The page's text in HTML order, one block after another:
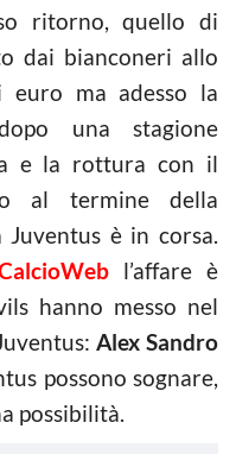
ritorno, quello di
dai bianconeri allo
ma adesso la
una stagione
e la rottura con il
al termine della
è in corsa.
l’affare è
hanno messo nel
Alex Sandro
possono sognare,
possibilità.